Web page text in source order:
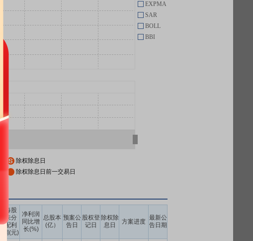
EXPMA
SAR
BOLL
BBI
除权除息日
除权除息日前一交易日
每股
未分
配利
润(元)
净利润
同比增
长(%)
总股本
(亿）
预案公
告日
股权登
记日
除权除
息日
方案进度
最新公
告日期